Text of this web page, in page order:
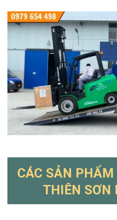
CÁC SẢN PHẨM
THIÊN SƠN